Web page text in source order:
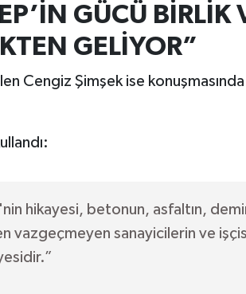
GÜCÜ BİRLİK
GELİYOR”
Cengiz Şimşek ise
hikayesi, betonun, asfaltın,
vazgeçmeyen sanayicilerin ve